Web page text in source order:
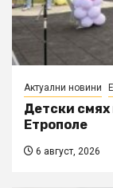
Актуални новини
Детски смях
Етрополе
6 август, 2026